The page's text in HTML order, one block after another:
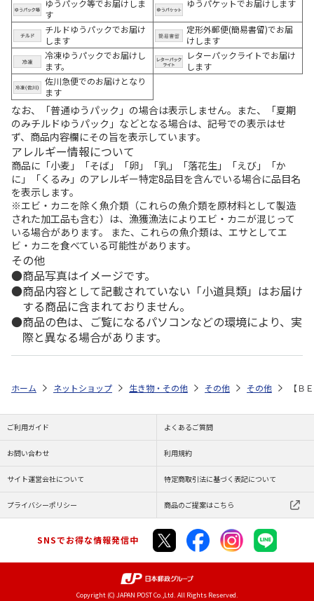
ゆうパック等でお届けしま
す
ゆうパケットでお届けします
チルドゆうパックでお届け
します
定形外郵便(簡易書留)でお届
けします
冷凍ゆうパックでお届けし
ます。
レターパックライトでお届け
します
佐川急便でのお届けとなり
ます
なお、「普通ゆうパック」の場合は表示しません。また、「夏期
のみチルドゆうパック」などとなる場合は、記号での表示はせ
ず、商品内容欄にその旨を表示しています。
アレルギー情報について
商品に「小麦」「そば」「卵」「乳」「落花生」「えび」「か
に」「くるみ」のアレルギー特定8品目を含んでいる場合に品目名
を表示します。
※エビ・カニを除く魚介類（これらの魚介類を原材料として製造
された加工品も含む）は、漁獲漁法によりエビ・カニが混じって
いる場合があります。 また、これらの魚介類は、エサとしてエ
ビ・カニを食べている可能性があります。
その他
商品写真はイメージです。
商品内容として記載されていない「小道具類」はお届け
する商品に含まれておりません。
商品の色は、ご覧になるパソコンなどの環境により、実
際と異なる場合があります。
ホーム ネットショップ 生き物・その他 その他 その他 【
ご利用ガイド よくあるご質問
お問い合わせ 利用規約
サイト運営会社について 特定商取引法に基づく表記について
プライバシーポリシー 商品のご提案はこちら
SNSでお得な情報発信中
Copyright (C) JAPAN POST Co.,Ltd. All Rights Reserved.